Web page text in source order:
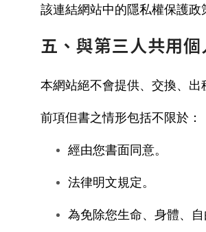
該連結網站中的隱私權保護政
五、與第三人共用
本網站絕不會提供、交換、
前項但書之情形包括不限於：
經由您書面同意。
法律明文規定。
為免除您生命、身體、自